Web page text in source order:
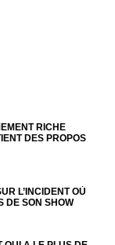
RICHE
DES PROPOS
L’INCIDENT OÙ
DE SON SHOW